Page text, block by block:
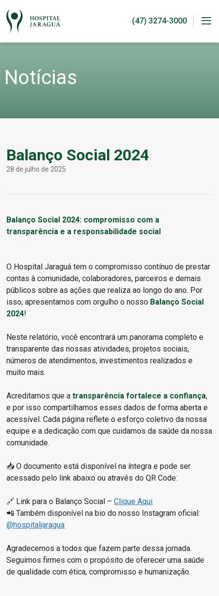
para
conteúdo
Notícias
Balanço Social 2024
28 de julho de 2025
Balanço Social 2024: compromisso com a
transparência e a responsabilidade social
O Hospital Jaraguá tem o compromisso contínuo de prestar
contas à comunidade, colaboradores, parceiros e demais
públicos sobre as ações que realiza ao longo do ano. Por
isso, apresentamos com orgulho o nosso Balanço Social
2024!
Neste relatório, você encontrará um panorama completo e
transparente das nossas atividades, projetos sociais,
números de atendimentos, investimentos realizados e
muito mais.
Acreditamos que atransparência fortalece a confiança,
e por isso compartilhamos esses dados de forma aberta e
acessível. Cada página reflete o esforço coletivo da nossa
equipe e a dedicação com que cuidamos da saúde da nossa
comunidade.
📥 O documento está disponível na íntegra e pode ser
acessado pelo link abaixo ou através do QR Code:
🔗 Link para o Balanço Social –Clique Aqui
📲 Também disponível na bio do nosso Instagram oficial:
@hospitaljaragua
Agradecemos a todos que fazem parte dessa jornada.
Seguimos firmes com o propósito de oferecer uma saúde
de qualidade com ética, compromisso e humanização.